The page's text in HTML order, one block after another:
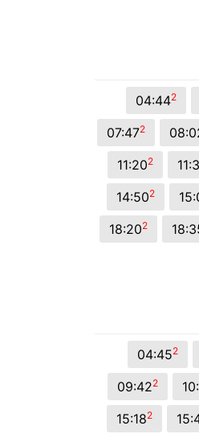
04:442
07:472
11:202
14:502
18:202
04:452
09:422
15:182